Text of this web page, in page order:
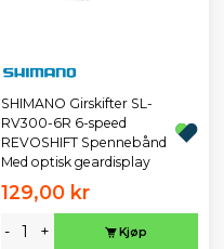
SHIMANO Girskifter SL-
RV300-6R 6-speed
REVOSHIFT Spennebånd
Med optisk geardisplay
129,00 kr
- + Kjøp